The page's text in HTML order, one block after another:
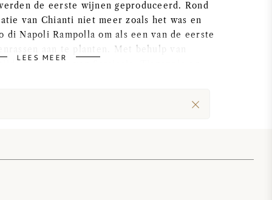
de eerste wijnen geproduceerd. Rond
van Chianti niet meer zoals het was en
di Napoli Rampolla om als een van de eerste
aan te planten. Met behulp van
en Castello dei Rampolla behoorde in een
LEES MEER